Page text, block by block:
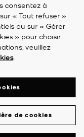
consentez à
« Tout refuser »
ou sur « Gérer
» pour choisir
veuillez
.
de cookies